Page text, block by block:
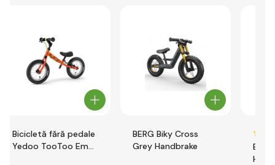
Bicicletă fără pedale
Yedoo TooToo Emoji
BERG Biky Cross
Grey Handbrake